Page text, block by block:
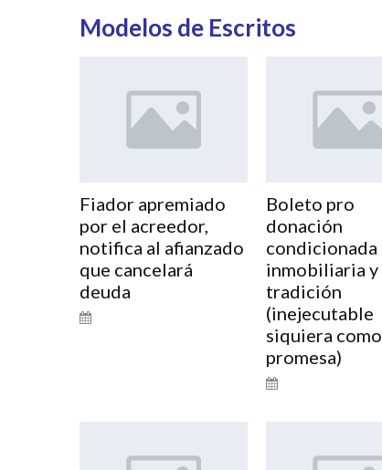
Modelos de Escritos
Fiador apremiado
por el acreedor,
notifica al afianzado
que cancelará
deuda
Boleto pro
donación
condicionada
inmobiliaria y
tradición
(inejecutable
siquiera como
promesa)